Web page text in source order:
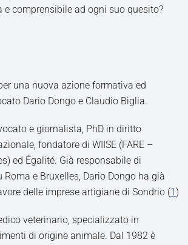
e comprensibile ad ogni suo quesito?
una nuova azione formativa ed
Dario Dongo e Claudio Biglia.
e giornalista, PhD in diritto
fondatore di WIISE (FARE –
ed Égalité. Già responsabile di
e Bruxelles, Dario Dongo ha già
delle imprese artigiane di Sondrio (1)
veterinario, specializzato in
di origine animale. Dal 1982 è